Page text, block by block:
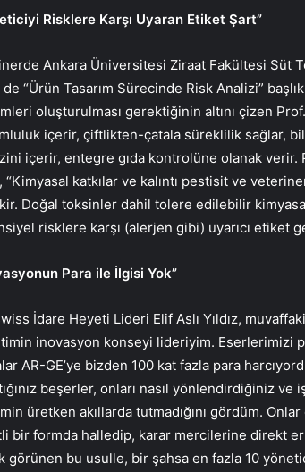
Risklere Karşı Uyaran Etiket Şart”
Ankara Üniversitesi Ziraat Fakültesi Süt
de “Ürün Tasarım Sürecinde Risk Analizi”
oluşturulması gerektiğinin altını çizen
içerir, çiftlikten-çatala süreklilik sağlar,
içerir, entegre gıda kontrolüne olanak verir.
“Kimyasal katkılar ve kalıntı pestisit ve
Doğal toksinler dahil tolere edilebilir
risklere karşı (alerjen gibi) uyarıcı etiket
Para ile İlgisi Yok”
İdare Heyeti Lideri Elif Aslı Yıldız,
inovasyon konseyi lideriyim. Eserlerimizi
AR-GE’ye bizden 100 kat fazla para
beşerler, onları nasıl yönlendirdiğiniz
üretken akıllarda tutmadığını gördüm.
bir formda halledip, karar mercilerine direkt
görünen bu usulle, bir şahsa en fazla 10